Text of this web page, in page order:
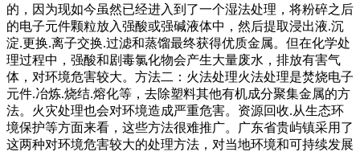
的，因为现如今虽然已经进入到了一个湿法处理，将粉碎之后
的电子元件颗粒放入强酸或强碱液体中，然后提取浸出液.沉
淀.更换.离子交换.过滤和蒸馏最终获得优质金属。但在化学处
理过程中，强酸和剧毒氯化物会产生大量废水，排放有害气
体，对环境危害较大。方法二：火法处理火法处理是焚烧电子
元件.冶炼.烧结.熔化等，去除塑料其他有机成分聚集金属的方
法。火灾处理也会对环境造成严重危害。资源回收.从生态环
境保护等方面来看，这些方法很难推广。广东省贵屿镇采用了
这两种对环境危害较大的处理方法，对当地环境和可持续发展